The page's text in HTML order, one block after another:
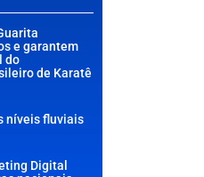
e garantem
do
de Karatê
níveis fluviais
Digital